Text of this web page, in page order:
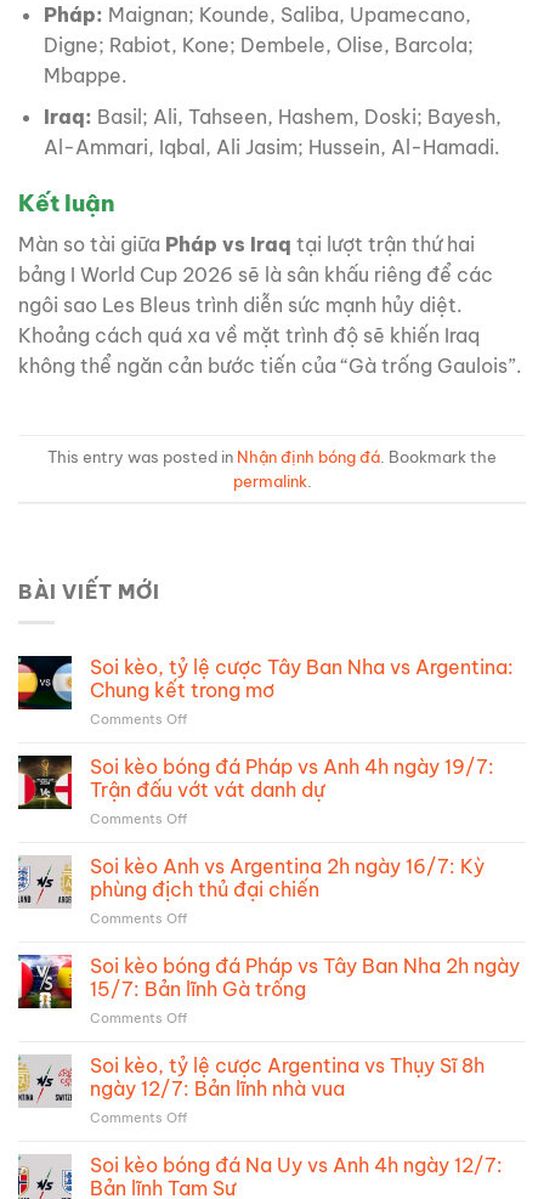
Pháp: Maignan; Kounde, Saliba, Upamecano,
Digne; Rabiot, Kone; Dembele, Olise, Barcola;
Mbappe.
Iraq: Basil; Ali, Tahseen, Hashem, Doski; Bayesh,
Al-Ammari, Iqbal, Ali Jasim; Hussein, Al-Hamadi.
Kết luận
Màn so tài giữa Pháp vs Iraq tại lượt trận thứ hai
bảng I World Cup 2026 sẽ là sân khấu riêng để các
ngôi sao Les Bleus trình diễn sức mạnh hủy diệt.
Khoảng cách quá xa về mặt trình độ sẽ khiến Iraq
không thể ngăn cản bước tiến của “Gà trống Gaulois”.
This entry was posted in Nhận định bóng đá . Bookmark the
permalink.
BÀI VIẾT MỚI
Soi kèo, tỷ lệ cược Tây Ban Nha vs Argentina:
Chung kết trong mơ
Comments Offon
kèo,
tỷ
lệ
cược
Ban
Nha
kết
trong
Soi kèo bóng đá Pháp vs Anh 4h ngày 19/7:
Trận đấu vớt vát danh dự
Comments Offon
kèo
bóng
đá
Pháp
Anh
4h
đấu
vớt
Soi kèo Anh vs Argentina 2h ngày 16/7: Kỳ
phùng địch thủ đại chiến
Comments Offon
kèo
Anh
vs
Argentina
ngày
16/7:
thủ
đại
Soi kèo bóng đá Pháp vs Tây Ban Nha 2h ngày
15/7: Bản lĩnh Gà trống
Comments Offon
kèo
bóng
đá
Pháp
Tây
Ban
Soi kèo, tỷ lệ cược Argentina vs Thụy Sĩ 8h
ngày 12/7: Bản lĩnh nhà vua
Comments Offon
kèo,
Soi kèo bóng đá Na Uy vs Anh 4h ngày 12/7:
Bản lĩnh Tam Sư